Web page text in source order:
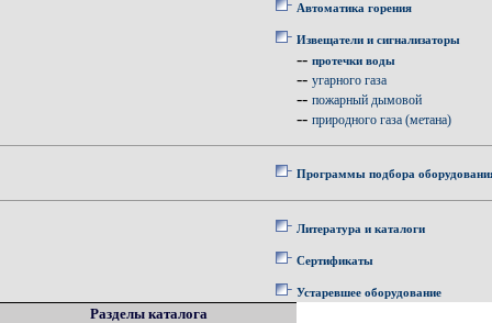
Автоматика горения
Извещатели и сигнализаторы
-- протечки воды
-- угарного газа
-- пожарный дымовой
-- природного газа (метана)
Программы подбора
Литература и каталоги
Сертификаты
Устаревшее оборудование
Разделы каталога